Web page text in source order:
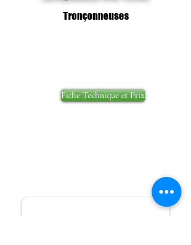
Tronçonneuses
Fiche Technique et Prix